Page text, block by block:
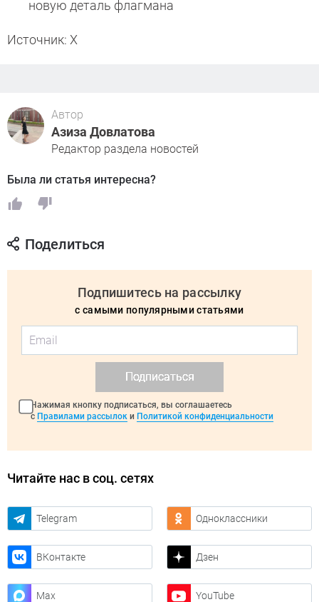
новую деталь флагмана
Источник: X
Автор
Азиза Довлатова
Редактор раздела новостей
Была ли статья интересна?
Поделиться
Подпишитесь на рассылку
с самыми популярными статьями
Подписаться
Нажимая кнопку подписаться, вы соглашаетесь
с Правилами рассылок и Политикой конфиденциальности
Читайте нас в соц. сетях
Telegram Одноклассники
ВКонтакте Дзен
Max YouTube